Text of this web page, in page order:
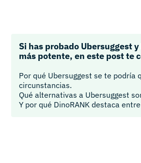
Si has probado Ubersuggest
más potente, en este post te
Por qué Ubersuggest se te
circunstancias.
Qué alternativas a Ubersuggest
Y por qué DinoRANK destaca